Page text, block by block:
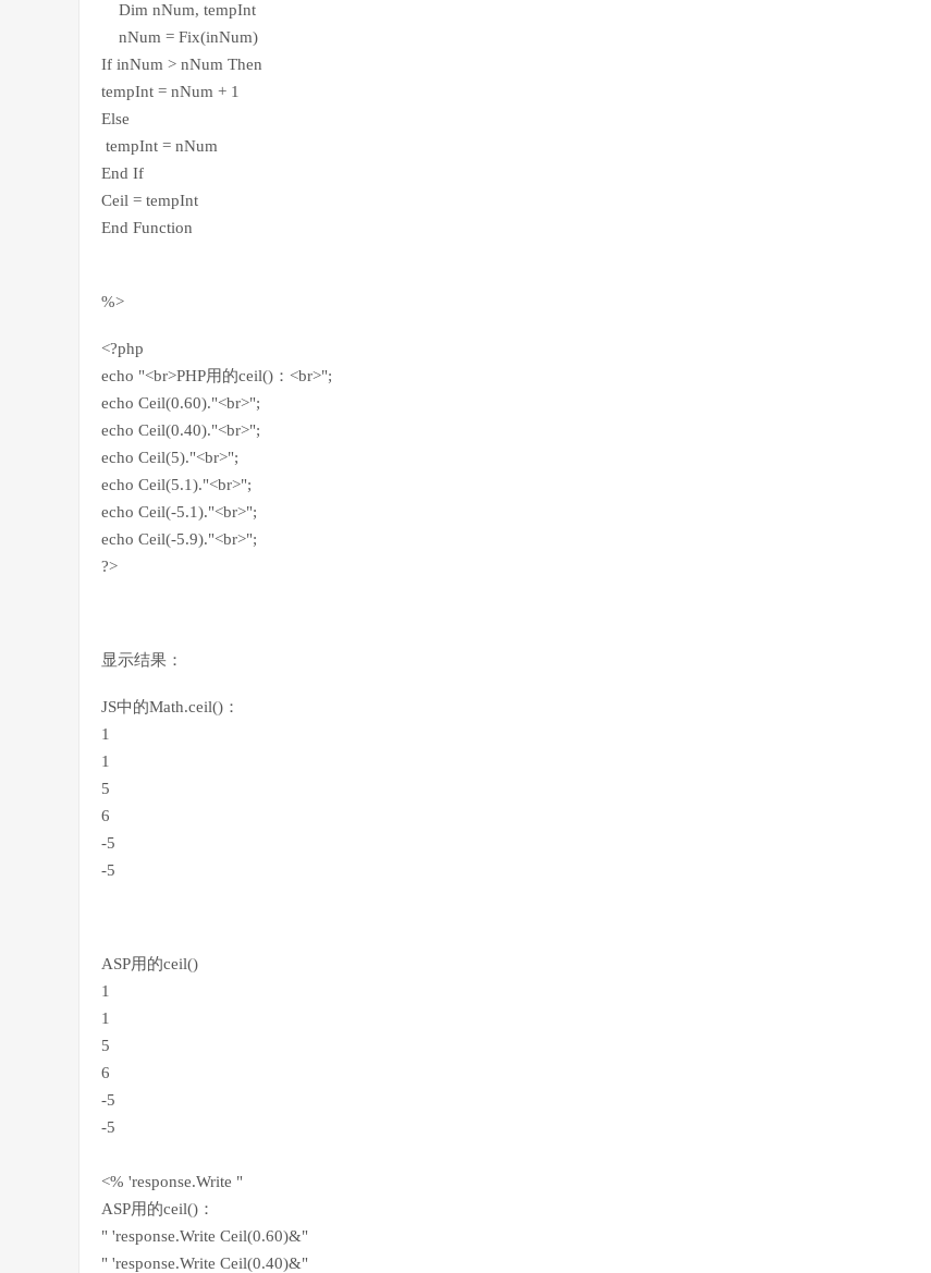
Dim nNum, tempInt
nNum = Fix(inNum)
If inNum > nNum Then
tempInt = nNum + 1
Else
tempInt = nNum
End If
Ceil = tempInt
End Function
%>
<?php
echo "<br>PHP用的ceil()：<br>";
echo Ceil(0.60)."<br>";
echo Ceil(0.40)."<br>";
echo Ceil(5)."<br>";
echo Ceil(5.1)."<br>";
echo Ceil(-5.1)."<br>";
echo Ceil(-5.9)."<br>";
?>
显示结果：
JS中的Math.ceil()：
1
1
5
6
-5
-5
ASP用的ceil()
1
1
5
6
-5
-5
<% 'response.Write "
ASP用的ceil()：
" 'response.Write Ceil(0.60)&"
" 'response.Write Ceil(0.40)&"